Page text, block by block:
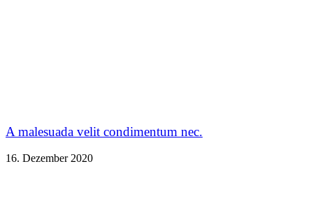
A malesuada velit condimentum nec.
16. Dezember 2020